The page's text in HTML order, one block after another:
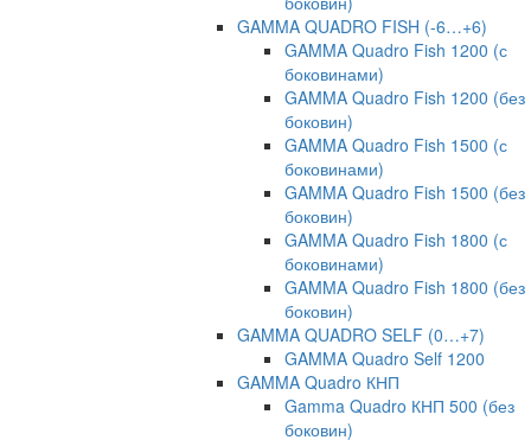
GAMMA QUADRO FISH (-6…+6)
GAMMA Quadro Fish 1200 (с
боковинами)
GAMMA Quadro Fish 1200 (без
боковин)
GAMMA Quadro Fish 1500 (с
боковинами)
GAMMA Quadro Fish 1500 (без
боковин)
GAMMA Quadro Fish 1800 (с
боковинами)
GAMMA Quadro Fish 1800 (без
боковин)
GAMMA QUADRO SELF (0…+7)
GAMMA Quadro Self 1200
GAMMA Quadro КНП
Gamma Quadro КНП 500 (без
боковин)